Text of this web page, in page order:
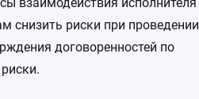
снизить риски при проведении
договоренностей по